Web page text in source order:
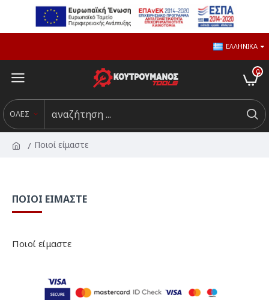
ΕΛΛΗΝΙΚΆ
0
ΟΛΕΣ
Ποιοί είμαστε
ΠΟΙΟΊ ΕΊΜΑΣΤΕ
Ποιοί είμαστε